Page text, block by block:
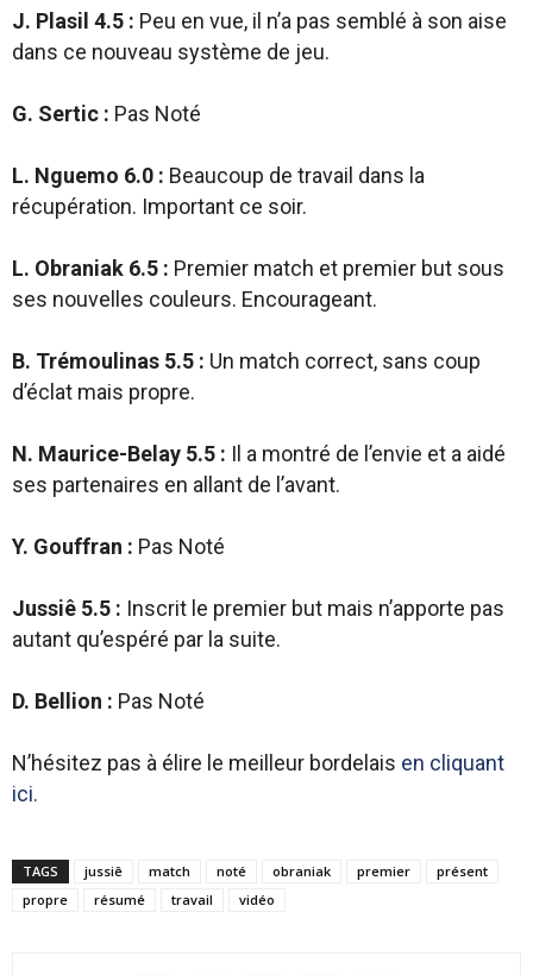
J. Plasil 4.5 : Peu en vue, il n’a pas semblé à son aise
dans ce nouveau système de jeu.
G. Sertic : Pas Noté
L. Nguemo 6.0 : Beaucoup de travail dans la
récupération. Important ce soir.
L. Obraniak 6.5 : Premier match et premier but sous
ses nouvelles couleurs. Encourageant.
B. Trémoulinas 5.5 : Un match correct, sans coup
d’éclat mais propre.
N. Maurice-Belay 5.5 : Il a montré de l’envie et a aidé
ses partenaires en allant de l’avant.
Y. Gouffran : Pas Noté
Jussiê 5.5 : Inscrit le premier but mais n’apporte pas
autant qu’espéré par la suite.
D. Bellion : Pas Noté
N’hésitez pas à élire le meilleur bordelais en cliquant
ici.
TAGS jussiê match noté obraniak premier
présent
propre
résumé travail vidéo